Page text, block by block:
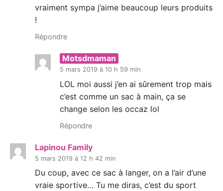
vraiment sympa j’aime beaucoup leurs produits
!
Répondre
Motsdmaman
5 mars 2019 à 10 h 59 min
LOL moi aussi j’en ai sûrement trop mais
c’est comme un sac à main, ça se
change selon les occaz lol
Répondre
Lapinou Family
5 mars 2019 à 12 h 42 min
Du coup, avec ce sac à langer, on a l’air d’une
vraie sportive… Tu me diras, c’est du sport